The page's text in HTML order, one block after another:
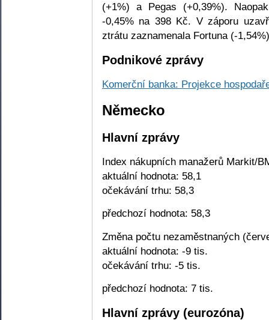
(+1%) a Pegas (+0,39%).
-0,45% na 398 Kč. V záporu
ztrátu zaznamenala Fortuna (-
Podnikové zprávy
Komerční banka: Projekce
Německo
Hlavní zprávy
Index nákupních manažerů Markit/
aktuální hodnota: 58,1
očekávání trhu: 58,3
předchozí hodnota: 58,3
Změna počtu nezaměstnaných
aktuální hodnota: -9 tis.
očekávání trhu: -5 tis.
předchozí hodnota: 7 tis.
Hlavní zprávy (eurozóna)